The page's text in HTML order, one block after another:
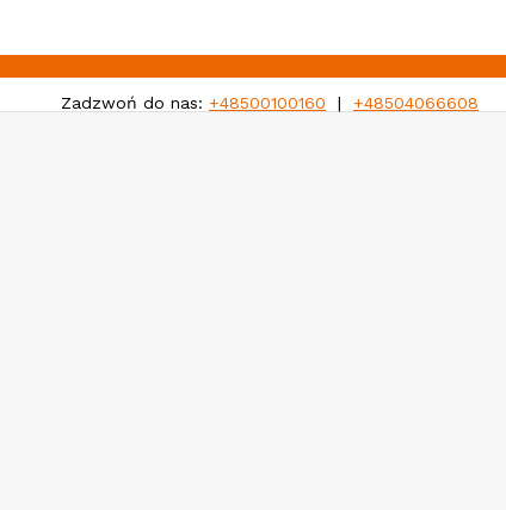
Zadzwoń do nas: +48500100160 | +48504066608